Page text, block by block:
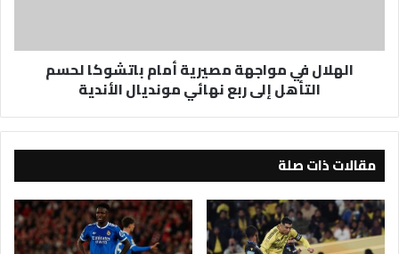
إلى
الأندية
الهلال في مواجهة مصيرية أمام باتشوكا لحسم
التأهل إلى ربع نهائي مونديال الأندية
مقالات ذات صلة